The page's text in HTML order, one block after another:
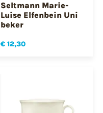
Seltmann Marie-
Luise Elfenbein Uni
beker
€ 12,30